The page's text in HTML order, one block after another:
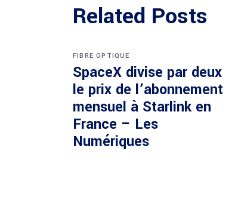
Related Posts
FIBRE OPTIQUE
SpaceX divise par deux
le prix de l’abonnement
mensuel à Starlink en
France – Les
Numériques